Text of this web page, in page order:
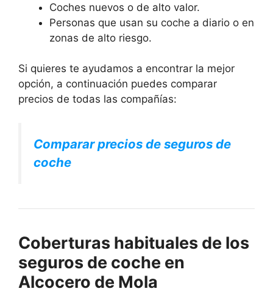
Coches nuevos o de alto valor.
Personas que usan su coche a diario o en
zonas de alto riesgo.
Si quieres te ayudamos a encontrar la mejor
opción, a continuación puedes comparar
precios de todas las compañías:
Comparar precios de seguros de
coche
Coberturas habituales de los
seguros de coche en
Alcocero de Mola